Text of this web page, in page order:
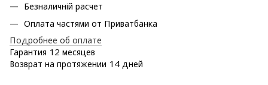
Безналичній расчет
Оплата частями от Приватбанка
Подробнее об оплате
Гарантия 12 месяцев
Возврат на протяжении 14 дней